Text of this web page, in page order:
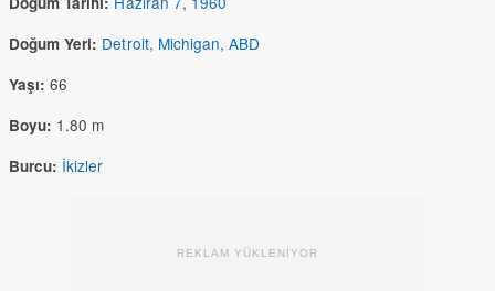
Doğum Yeri: Detroit, Michigan, ABD
Yaşı: 66
Boyu: 1.80 m
Burcu: İkizler
REKLAM YÜKLENİYOR